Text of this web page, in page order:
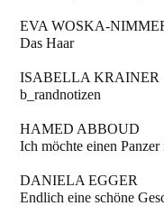
EVA WOSKA-
Das Haar
ISABELLA KRAINER
b_randnotizen
HAMED ABBOUD
Ich möchte einen Panzer
DANIELA EGGER
Endlich eine schöne